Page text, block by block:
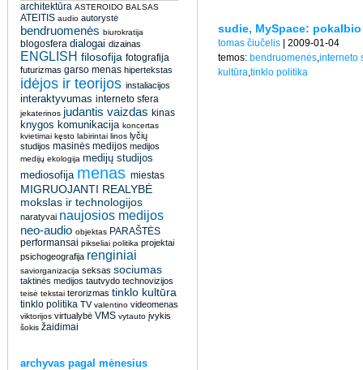
architektūra ASTEROIDO BALSAS
ATEITIS audio autorystė
bendruomenės biurokratija
blogosfera dialogai dizainas
ENGLISH filosofija fotografija
futurizmas garso menas hipertekstas
idėjos ir teorijos instaliacijos
interaktyvumas interneto sfera
jekaterinos judantis vaizdas kinas
knygos komunikacija koncertas
kvietimai kęsto labirintai linos lyčių
studijos masinės medijos medijos
medijų ekologija medijų studijos
mediosofija menas miestas
MIGRUOJANTI REALYBĖ
mokslas ir technologijos
naratyvai naujosios medijos
neo-audio objektas PARAŠTĖS
performansai pikseliai politika projektai
psichogeografija renginiai
saviorganizacija seksas sociumas
taktinės medijos tautvydo technovizijos
teisė tekstai terorizmas tinklo kultūra
tinklo politika TV valentino videomenas
viktorijos virtualybė VMS vytauto įvykis
šokis žaidimai
archyvas pagal mėnesius
sudie, MySpace:
tomas čiučelis | 2009-01-04
temos: bendruomenės,interneto
kultūra,tinklo politika